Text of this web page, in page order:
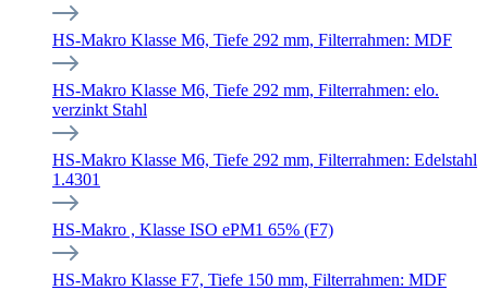
HS-Makro Klasse M6, Tiefe 292 mm, Filterrahmen: MDF
HS-Makro Klasse M6, Tiefe 292 mm, Filterrahmen: elo.
verzinkt Stahl
HS-Makro Klasse M6, Tiefe 292 mm, Filterrahmen: Edelstahl
1.4301
HS-Makro , Klasse ISO ePM1 65% (F7)
HS-Makro Klasse F7, Tiefe 150 mm, Filterrahmen: MDF